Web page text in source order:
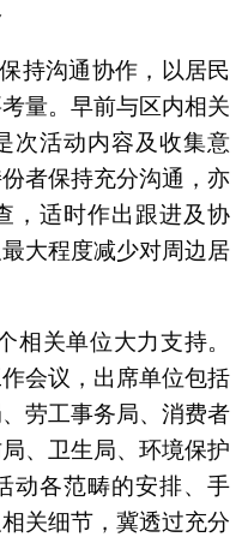
持沟通协作，以居民
量。早前与区内相关
次活动内容及收集意
者保持充分沟通，亦
，适时作出跟进及协
大程度减少对周边居
相关单位大力支持。
会议，出席单位包括
劳工事务局、消费者
、卫生局、环境保护
动各范畴的安排、手
关细节，冀透过充分